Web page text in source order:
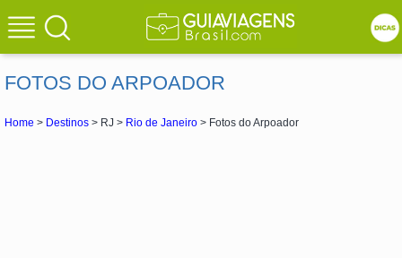
FOTOS DO ARPOADOR
Home > Destinos > RJ > Rio de Janeiro > Fotos do Arpoador